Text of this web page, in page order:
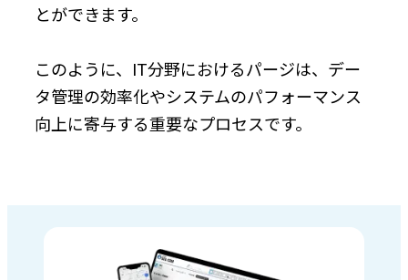
とができます。
このように、IT分野におけるパージは、デー
タ管理の効率化やシステムのパフォーマンス
向上に寄与する重要なプロセスです。